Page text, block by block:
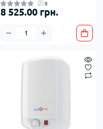
0
8 525.00 грн.